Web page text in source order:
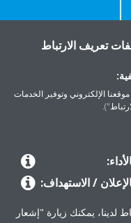
تعريف الارتباط
الإلكتروني وتوفير الخدمات
/ الاستهداف:
يمكنك زيارة "إشعار